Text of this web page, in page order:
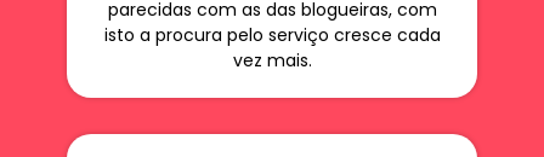
parecidas com as das blogueiras, com
isto a procura pelo serviço cresce cada
vez mais.